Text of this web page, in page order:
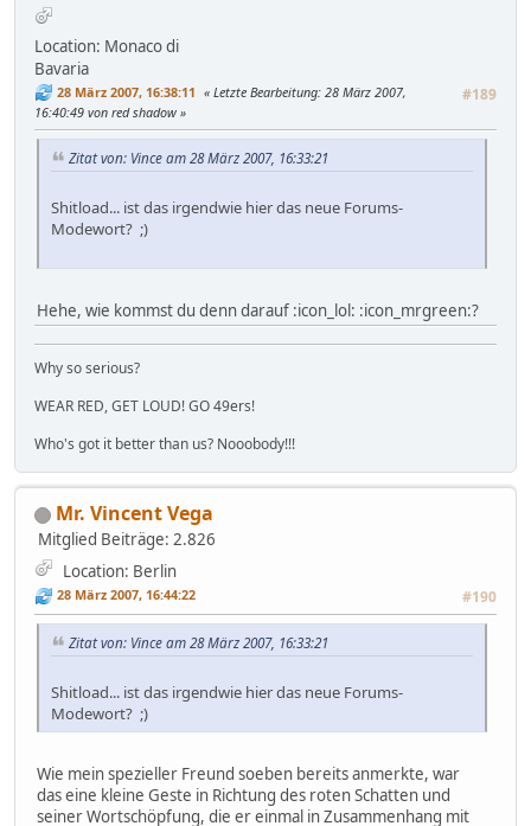
Location: Monaco di
Bavaria
28 März 2007, 16:38:11 #189
Letzte Bearbeitung: 28 März 2007,
16:40:49 von red shadow
Zitat von: Vince am 28 März 2007, 16:33:21
Shitload... ist das irgendwie hier das neue Forums-
Modewort? ;)
Hehe, wie kommst du denn darauf :icon_lol: :icon_mrgreen:?
Why so serious?
WEAR RED, GET LOUD! GO 49ers!
Who's got it better than us? Nooobody!!!
Mr. Vincent Vega
Mitglied Beiträge: 2.826
Location: Berlin
28 März 2007, 16:44:22 #190
Zitat von: Vince am 28 März 2007, 16:33:21
Shitload... ist das irgendwie hier das neue Forums-
Modewort? ;)
Wie mein spezieller Freund soeben bereits anmerkte, war
das eine kleine Geste in Richtung des roten Schatten und
seiner Wortschöpfung, die er einmal in Zusammenhang mit